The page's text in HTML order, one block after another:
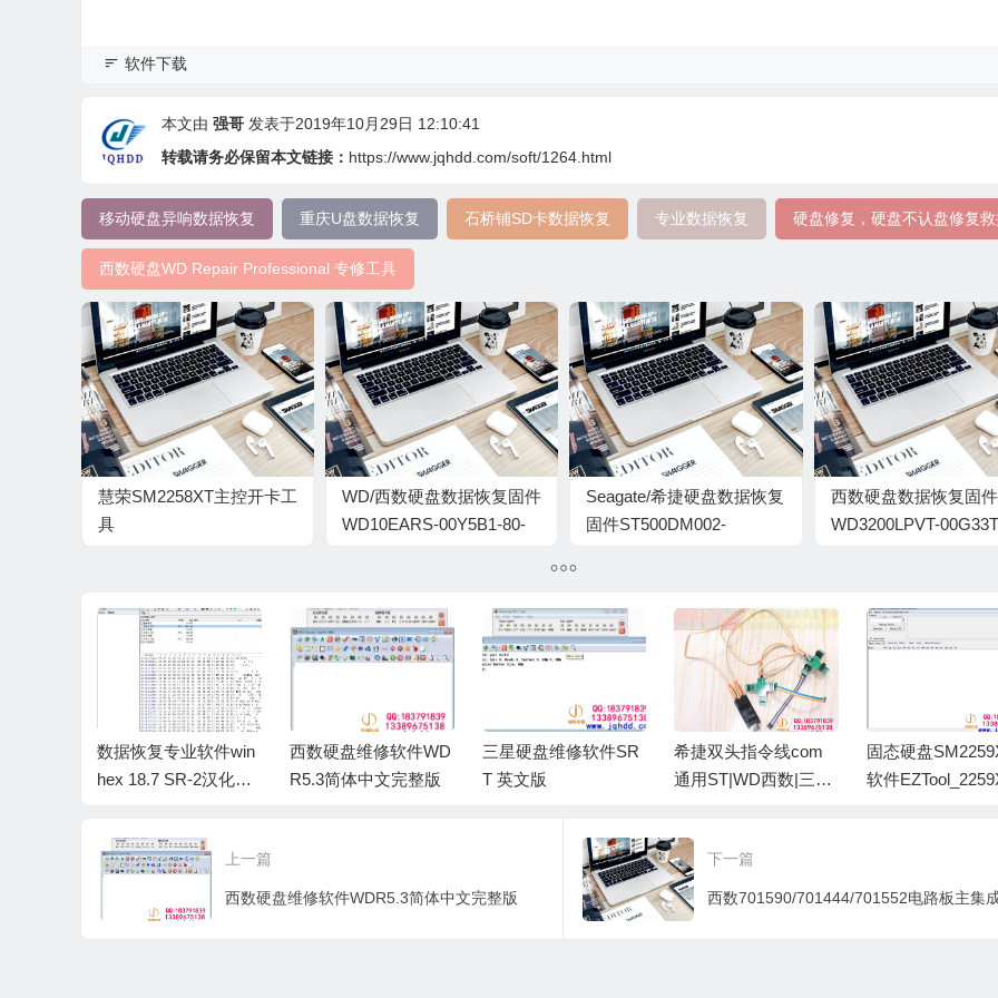
软件下载
本文由 强哥 发表于2019年10月29日 12:10:41
转载请务必保留本文链接： https://www.jqhdd.com/soft/1264.html
移动硬盘异响数据恢复 重庆U盘数据恢复 石桥铺SD卡数据恢复 专业数据恢复 硬盘修复，硬盘不认盘修复
西数硬盘WD Repair Professional 专修工具
慧荣SM2258XT主控开卡工
具
WD/西数硬盘数据恢复固件
WD10EARS-00Y5B1-80-
Seagate/希捷硬盘数据恢复
固件ST500DM002-
西数硬盘数据恢复固件
WD3200LPVT-
00020066
数据恢复专业软件win
hex 18.7 SR-2汉化注
西数硬盘维修软件WD
R5.3简体中文完整版
三星硬盘维修软件SR
T 英文版
希捷双头指令线com
通用ST|WD西数|三星|
速线
固态硬盘
软件
上一篇
西数硬盘维修软件WDR5.3简体中文完整版
下一篇